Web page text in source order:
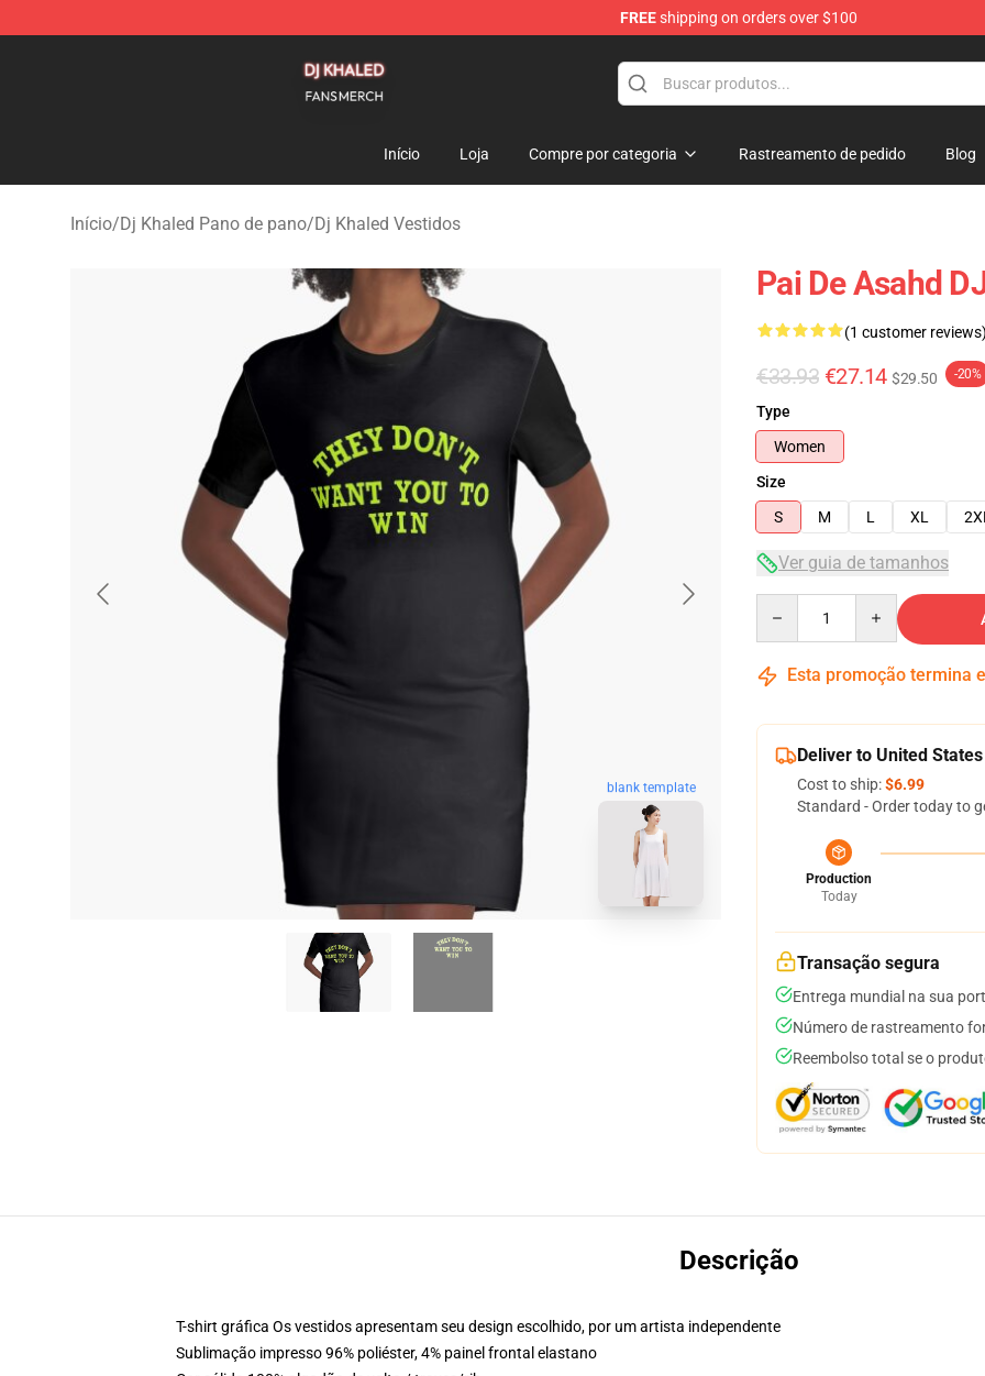
FREEshipping on orders over $100
Início Loja Compre por categoria Rastreamento de pedido Blog
Início/Dj Khaled Pano de pano/Dj Khaled Vestidos
blank template
Pai De Asahd
(1 customer reviews)
€33.93 €27.14 $29.50 -20%
Type
Women
Size
S
M L XL 2XL
Ver guia de tamanhos
Esta promoção termina
Deliver to United States
Cost to ship:$6.99
Standard - Order today to
Production
Today
Transação segura
Entrega mundial na sua
Número de rastreamento
Reembolso total se o
Descrição
T-shirt gráfica Os vestidos apresentam seu design escolhido, por um artista independente
Sublimação impresso 96% poliéster, 4% painel frontal elastano